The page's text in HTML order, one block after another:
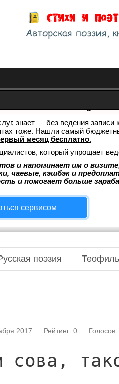
знает — без ведения
тоже. Нашли самый
месяц бесплатно.
который упрощает
и напоминает им о
чаевые, кэшбэк и
и помогает больше
сервисом
поэзия
2017 Рейтинг:0 Голосов:
сова,